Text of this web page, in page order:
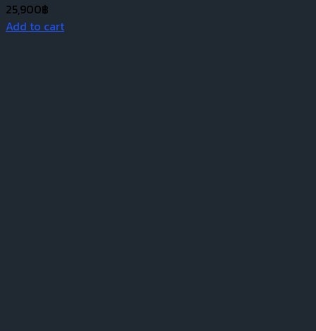
25,900฿
Add to cart